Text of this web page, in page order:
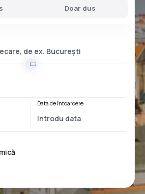
Doar dus
Data de întoarcere